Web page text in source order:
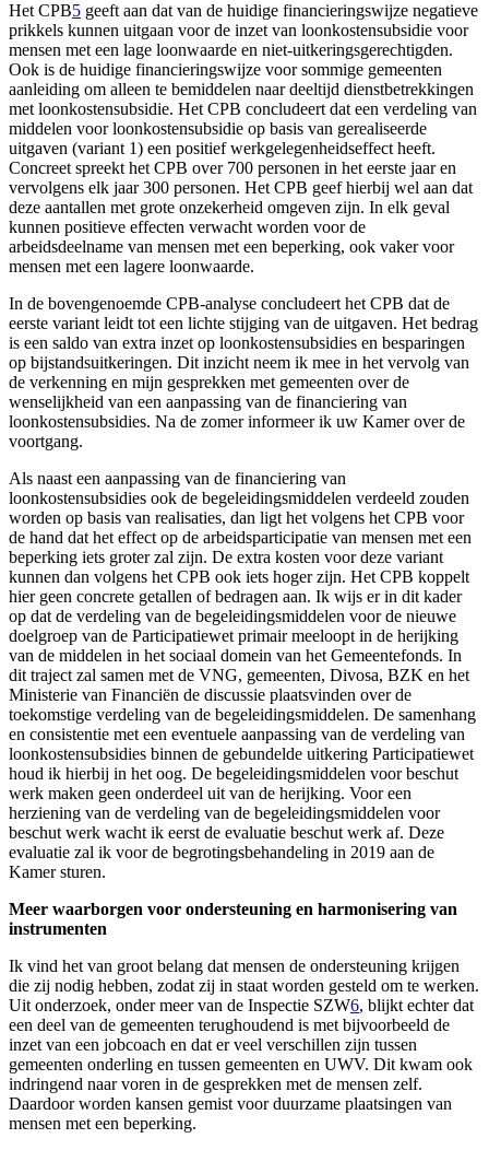
Het CPB5 geeft aan dat van de huidige financieringswijze negatieve
prikkels kunnen uitgaan voor de inzet van loonkostensubsidie voor
mensen met een lage loonwaarde en niet-uitkeringsgerechtigden.
Ook is de huidige financieringswijze voor sommige gemeenten
aanleiding om alleen te bemiddelen naar deeltijd dienstbetrekkingen
met loonkostensubsidie. Het CPB concludeert dat een verdeling van
middelen voor loonkostensubsidie op basis van gerealiseerde
uitgaven (variant 1) een positief werkgelegenheidseffect heeft.
Concreet spreekt het CPB over 700 personen in het eerste jaar en
vervolgens elk jaar 300 personen. Het CPB geef hierbij wel aan dat
deze aantallen met grote onzekerheid omgeven zijn. In elk geval
kunnen positieve effecten verwacht worden voor de
arbeidsdeelname van mensen met een beperking, ook vaker voor
mensen met een lagere loonwaarde.
In de bovengenoemde CPB-analyse concludeert het CPB dat de
eerste variant leidt tot een lichte stijging van de uitgaven. Het bedrag
is een saldo van extra inzet op loonkostensubsidies en besparingen
op bijstandsuitkeringen. Dit inzicht neem ik mee in het vervolg van
de verkenning en mijn gesprekken met gemeenten over de
wenselijkheid van een aanpassing van de financiering van
loonkostensubsidies. Na de zomer informeer ik uw Kamer over de
voortgang.
Als naast een aanpassing van de financiering van
loonkostensubsidies ook de begeleidingsmiddelen verdeeld zouden
worden op basis van realisaties, dan ligt het volgens het CPB voor
de hand dat het effect op de arbeidsparticipatie van mensen met een
beperking iets groter zal zijn. De extra kosten voor deze variant
kunnen dan volgens het CPB ook iets hoger zijn. Het CPB koppelt
hier geen concrete getallen of bedragen aan. Ik wijs er in dit kader
op dat de verdeling van de begeleidingsmiddelen voor de nieuwe
doelgroep van de Participatiewet primair meeloopt in de herijking
van de middelen in het sociaal domein van het Gemeentefonds. In
dit traject zal samen met de VNG, gemeenten, Divosa, BZK en het
Ministerie van Financiën de discussie plaatsvinden over de
toekomstige verdeling van de begeleidingsmiddelen. De samenhang
en consistentie met een eventuele aanpassing van de verdeling van
loonkostensubsidies binnen de gebundelde uitkering Participatiewet
houd ik hierbij in het oog. De begeleidingsmiddelen voor beschut
werk maken geen onderdeel uit van de herijking. Voor een
herziening van de verdeling van de begeleidingsmiddelen voor
beschut werk wacht ik eerst de evaluatie beschut werk af. Deze
evaluatie zal ik voor de begrotingsbehandeling in 2019 aan de
Kamer sturen.
Meer waarborgen voor ondersteuning en harmonisering van
instrumenten
Ik vind het van groot belang dat mensen de ondersteuning krijgen
die zij nodig hebben, zodat zij in staat worden gesteld om te werken.
Uit onderzoek, onder meer van de Inspectie SZW6, blijkt echter dat
een deel van de gemeenten terughoudend is met bijvoorbeeld de
inzet van een jobcoach en dat er veel verschillen zijn tussen
gemeenten onderling en tussen gemeenten en UWV. Dit kwam ook
indringend naar voren in de gesprekken met de mensen zelf.
Daardoor worden kansen gemist voor duurzame plaatsingen van
mensen met een beperking.